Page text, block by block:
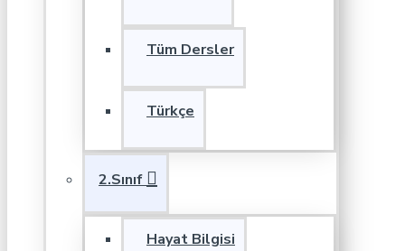
Tüm Dersler
Türkçe
2.Sınıf
Hayat Bilgisi